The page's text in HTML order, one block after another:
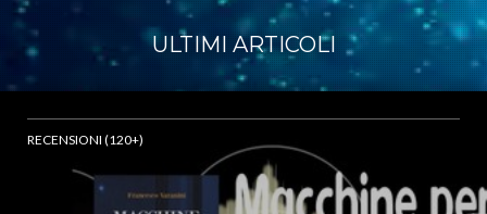
ULTIMI ARTICOLI
RECENSIONI (120+)